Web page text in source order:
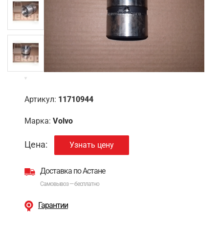
Артикул: 11710944
Марка: Volvo
Цена: Узнать цену
Доставка по Астане
Самовывоз — бесплатно
Гарантии